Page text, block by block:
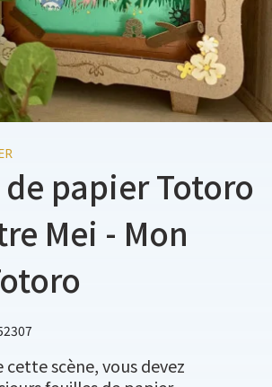
papier Totoro
Mei - Mon
scène, vous devez